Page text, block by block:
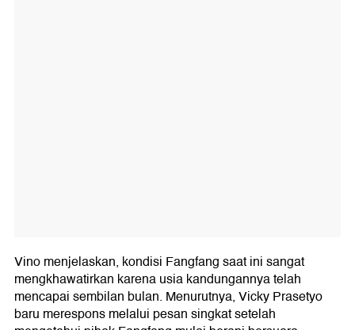
Vino menjelaskan, kondisi Fangfang saat ini sangat
mengkhawatirkan karena usia kandungannya telah
mencapai sembilan bulan. Menurutnya, Vicky Prasetyo
baru merespons melalui pesan singkat setelah